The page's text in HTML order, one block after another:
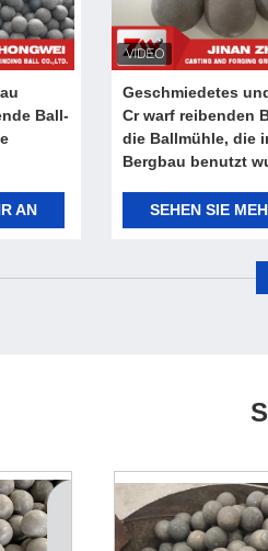
Ball-
AN
Geschmiedetes
Cr warf reibenden
die Ballmühle, die
Bergbau benutzt
SEHEN SIE